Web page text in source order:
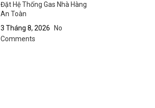
Đặt Hệ Thống Gas Nhà Hàng
An Toàn
3 Tháng 8, 2026
No
Comments